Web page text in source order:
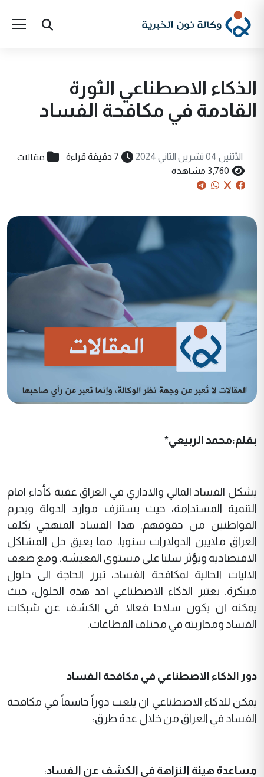
الذكاء الاصطناعي الثورة
القادمة في مكافحة الفساد
الأثنين 04 تشرين الثاني 2024 7 دقيقة قراءة مقالات
3,760 مشاهدة
بقلم:محمد الربيعي*
يشكل الفساد المالي والاداري في العراق عقبة كأداء امام
التنمية المستدامة، حيث يستنزف موارد الدولة ويحرم
المواطنين من حقوقهم. هذا الفساد المنهجي يكلف
العراق ملايين الدولارات سنويا، مما يعيق حل المشاكل
الاقتصادية ويؤثر سلبا على مستوى المعيشة. ومع ضعف
الاليات الحالية لمكافحة الفساد، تبرز الحاجة الى حلول
مبتكرة. يعتبر الذكاء الاصطناعي احد هذه الحلول، حيث
يمكنه ان يكون سلاحا فعالا في الكشف عن شبكات
الفساد ومحاربته في مختلف القطاعات.
دور الذكاء الاصطناعي في مكافحة الفساد
يمكن للذكاء الاصطناعي ان يلعب دوراً حاسماً في مكافحة
الفساد في العراق من خلال عدة طرق:
مساعدة هيئة النزاهة في الكشف عن الفساد: